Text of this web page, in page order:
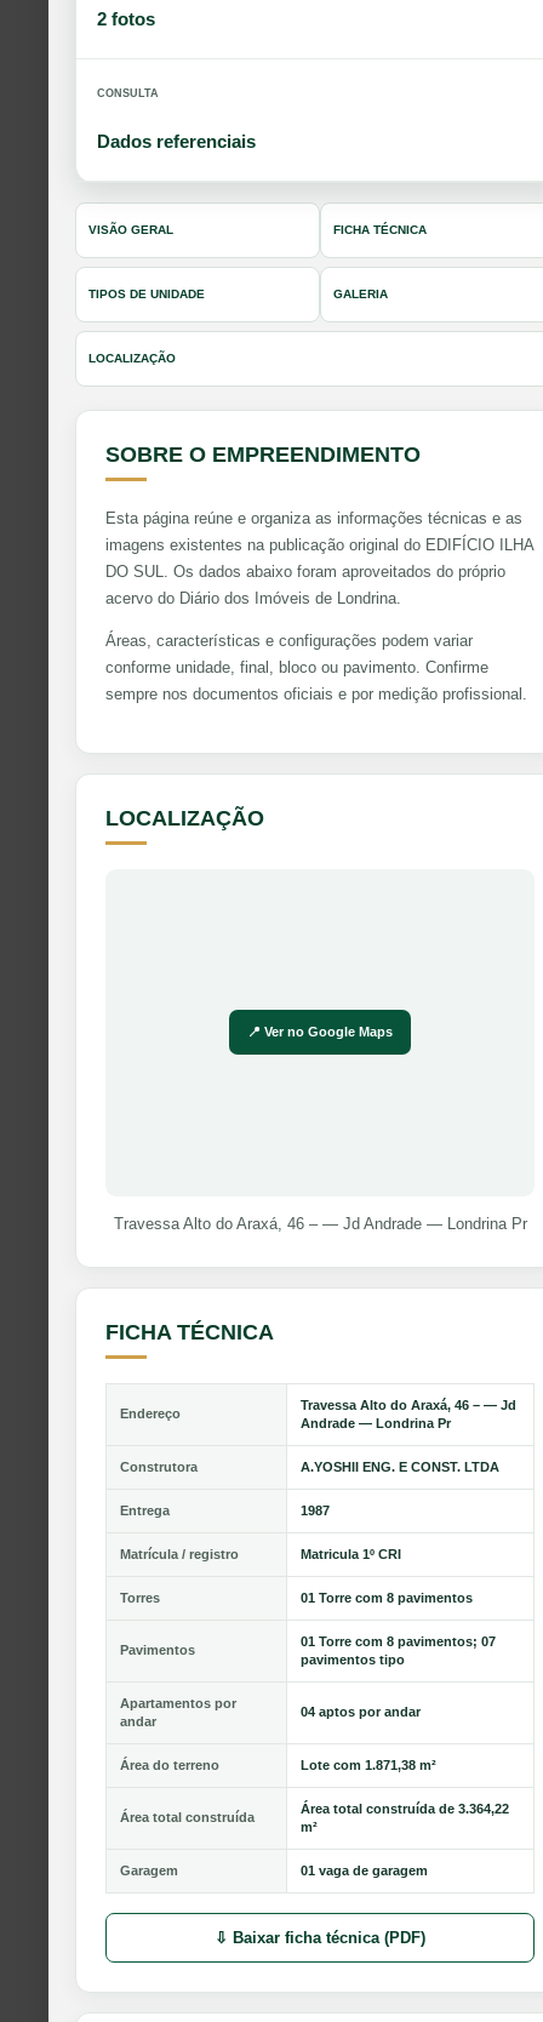
2 fotos
CONSULTA
Dados referenciais
VISÃO GERAL FICHA TÉCNICA
TIPOS DE UNIDADE GALERIA
LOCALIZAÇÃO
SOBRE O EMPREENDIMENTO
Esta página reúne e organiza as informações técnicas e as
imagens existentes na publicação original do EDIFÍCIO ILHA
DO SUL. Os dados abaixo foram aproveitados do próprio
acervo do Diário dos Imóveis de Londrina.
Áreas, características e configurações podem variar
conforme unidade, final, bloco ou pavimento. Confirme
sempre nos documentos oficiais e por medição profissional.
LOCALIZAÇÃO
📍 Ver no Google Maps
Travessa Alto do Araxá, 46 – — Jd Andrade — Londrina Pr
FICHA TÉCNICA
Endereço
Travessa Alto do Araxá, 46 – — Jd
Andrade — Londrina Pr
Construtora A.YOSHII ENG. E CONST. LTDA
Entrega 1987
Matrícula / registro Matricula 1º CRI
Torres 01 Torre com 8 pavimentos
Pavimentos
01 Torre com 8 pavimentos; 07
pavimentos tipo
Apartamentos por
andar
04 aptos por andar
Área do terreno Lote com 1.871,38 m²
Área total construída
Área total construída de 3.364,22
m²
Garagem 01 vaga de garagem
⇩ Baixar ficha técnica (PDF)